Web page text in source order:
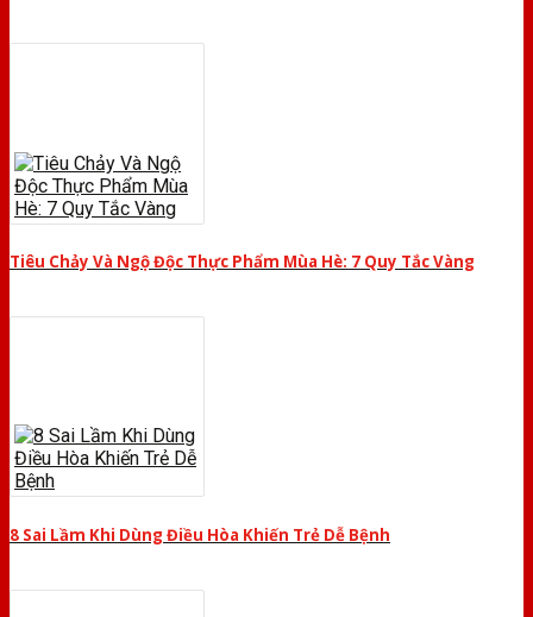
Tiêu Chảy Và Ngộ Độc Thực Phẩm Mùa Hè: 7 Quy Tắc Vàng
8 Sai Lầm Khi Dùng Điều Hòa Khiến Trẻ Dễ Bệnh